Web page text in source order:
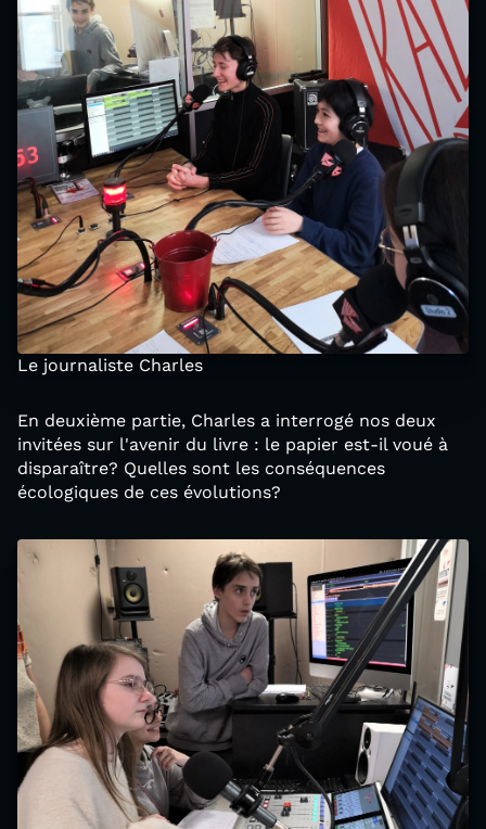
Le journaliste Charles
En deuxième partie, Charles a interrogé nos deux
invitées sur l'avenir du livre : le papier est-il voué à
disparaître? Quelles sont les conséquences
écologiques de ces évolutions?